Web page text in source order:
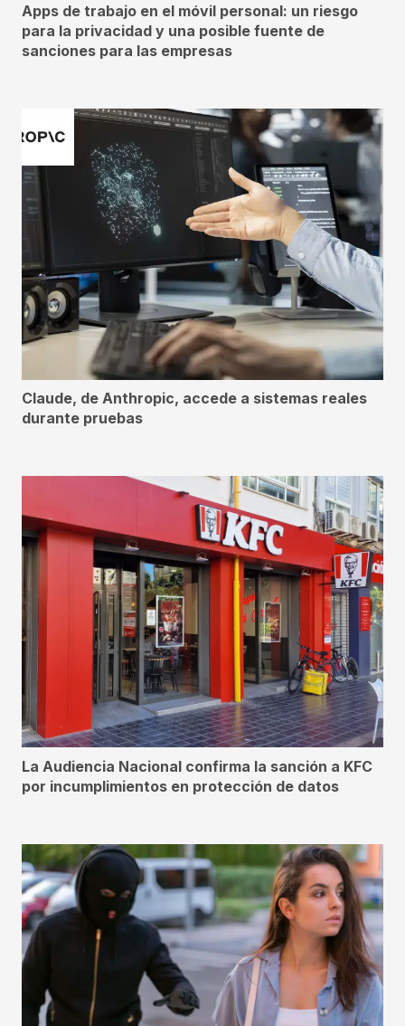
Apps de trabajo en el móvil personal: un riesgo
para la privacidad y una posible fuente de
sanciones para las empresas
Claude, de Anthropic, accede a sistemas reales
durante pruebas
La Audiencia Nacional confirma la sanción a KFC
por incumplimientos en protección de datos